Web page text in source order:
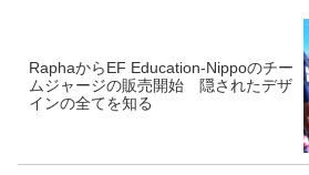
RaphaからEF Education-Nippoのチー
ムジャージの販売開始 隠されたデザ
インの全てを知る